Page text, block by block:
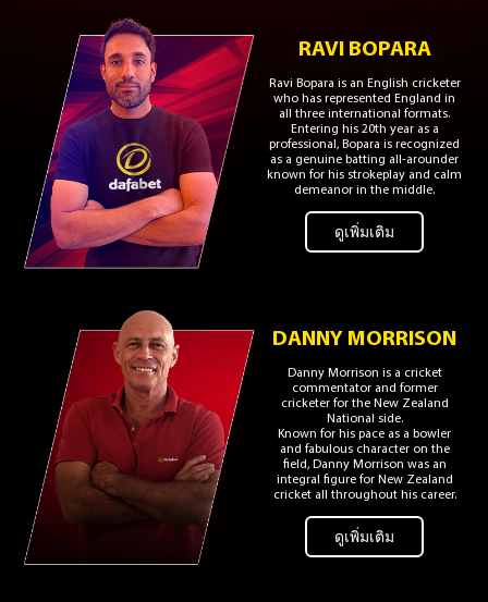
RAVI BOPARA
Ravi Bopara is an English cricketer
who has represented England in
all three international formats.
Entering his 20th year as a
professional, Bopara is recognized
as a genuine batting all-arounder
known for his strokeplay and calm
demeanor in the middle.
ดูเพิ่มเติม
DANNY MORRISON
Danny Morrison is a cricket
commentator and former
cricketer for the New Zealand
National side.
Known for his pace as a bowler
and fabulous character on the
field, Danny Morrison was an
integral figure for New Zealand
cricket all throughout his career.
ดูเพิ่มเติม